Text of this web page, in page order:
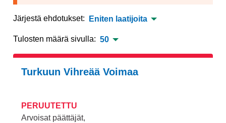
Järjestä ehdotukset: Eniten laatijoita
Tulosten määrä sivulla: 50
Turkuun Vihreää Voimaa
PERUUTETTU
Arvoisat päättäjät,